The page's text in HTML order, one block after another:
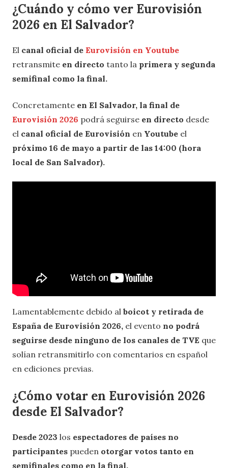
¿Cuándo y cómo ver Eurovisión
2026 en El Salvador?
El canal oficial de Eurovisión en Youtube
retransmite en directo tanto la primera y segunda
semifinal como la final.
Concretamente en El Salvador, la final de
Eurovisión 2026 podrá seguirse en directo desde
el canal oficial de Eurovisión en Youtube el
próximo 16 de mayo a partir de las 14:00 (hora
local de San Salvador).
Lamentablemente debido al boicot y retirada de
España de Eurovisión 2026, el evento no podrá
seguirse desde ninguno de los canales de TVE que
solían retransmitirlo con comentarios en español
en ediciones previas.
¿Cómo votar en Eurovisión 2026
desde El Salvador?
Desde 2023 los espectadores de países no
participantes pueden otorgar votos tanto en
semifinales como en la final.